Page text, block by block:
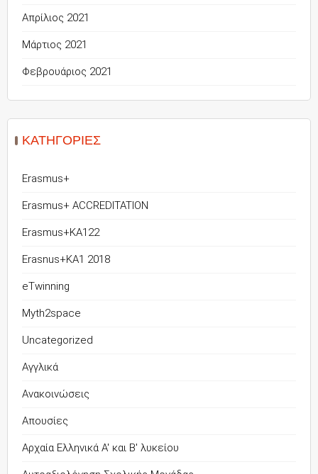
Απρίλιος 2021
Μάρτιος 2021
Φεβρουάριος 2021
KΑΤΗΓΟΡΊΕΣ
Erasmus+
Erasmus+ ACCREDITATION
Erasmus+KA122
Erasnus+KA1 2018
eTwinning
Myth2space
Uncategorized
Αγγλικά
Ανακοινώσεις
Απουσίες
Αρχαία Ελληνικά Α' και Β' λυκείου